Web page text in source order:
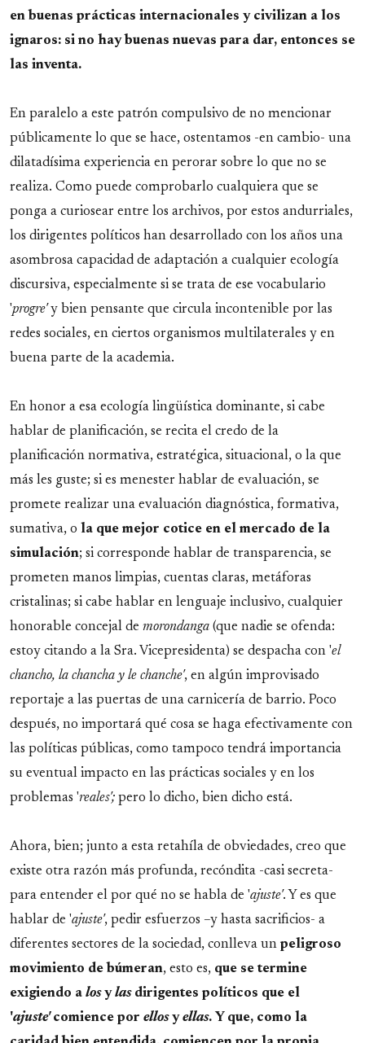
en buenas prácticas internacionales y civilizan a los
ignaros: si no hay buenas nuevas para dar, entonces se
las inventa.
En paralelo a este patrón compulsivo de no mencionar
públicamente lo que se hace, ostentamos -en cambio- una
dilatadísima experiencia en perorar sobre lo que no se
realiza. Como puede comprobarlo cualquiera que se
ponga a curiosear entre los archivos, por estos andurriales,
los dirigentes políticos han desarrollado con los años una
asombrosa capacidad de adaptación a cualquier ecología
discursiva, especialmente si se trata de ese vocabulario
'progre'y bien pensante que circula incontenible por las
redes sociales, en ciertos organismos multilaterales y en
buena parte de la academia.
En honor a esa ecología lingüística dominante, si cabe
hablar de planificación, se recita el credo de la
planificación normativa, estratégica, situacional, o la que
más les guste; si es menester hablar de evaluación, se
promete realizar una evaluación diagnóstica, formativa,
sumativa, o la que mejor cotice en el mercado de la
simulación; si corresponde hablar de transparencia, se
prometen manos limpias, cuentas claras, metáforas
cristalinas; si cabe hablar en lenguaje inclusivo, cualquier
honorable concejal de morondanga (que nadie se ofenda:
estoy citando a la Sra. Vicepresidenta) se despacha con 'el
chancho, la chancha y le chanche', en algún improvisado
reportaje a las puertas de una carnicería de barrio. Poco
después, no importará qué cosa se haga efectivamente con
las políticas públicas, como tampoco tendrá importancia
su eventual impacto en las prácticas sociales y en los
problemas 'reales'; pero lo dicho, bien dicho está.
Ahora, bien; junto a esta retahíla de obviedades, creo que
existe otra razón más profunda, recóndita -casi secreta-
para entender el por qué no se habla de 'ajuste'. Y es que
hablar de 'ajuste', pedir esfuerzos –y hasta sacrificios- a
diferentes sectores de la sociedad, conlleva un peligroso
movimiento de búmeran, esto es, que se termine
exigiendo a losylasdirigentes políticos que el
'ajuste'comience por ellosyellas. Y que, como la